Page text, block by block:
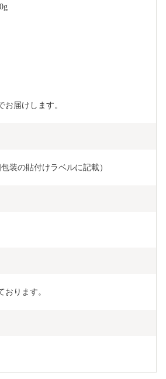
届けします。
装の貼付けラベルに記載）
おります。